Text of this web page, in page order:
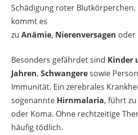
Schädigung roter Blutkörperchen.
kommt es
zu Anämie, Nierenversagen oder
Besonders gefährdet sind Kinder
Jahren, Schwangeresowie
Immunität. Ein zerebrales
sogenannte Hirnmalaria, führt
oder Koma. Ohne rechtzeitige
häufig tödlich.